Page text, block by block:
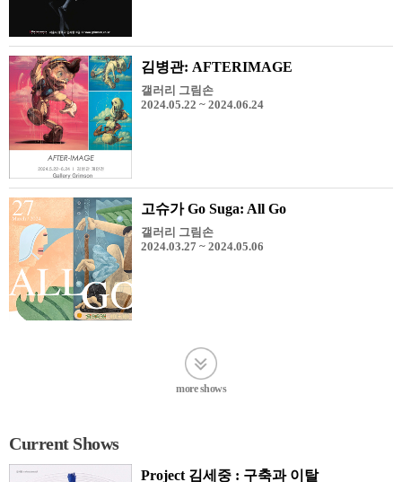
김병관: AFTERIMAGE
갤러리 그림손
2024.05.22 ~ 2024.06.24
고슈가 Go Suga: All Go
갤러리 그림손
2024.03.27 ~ 2024.05.06
more shows
Current Shows
Project 김세중 : 구축과 이탈